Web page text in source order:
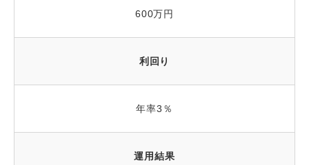
600万円
利回り
年率3％
運用結果